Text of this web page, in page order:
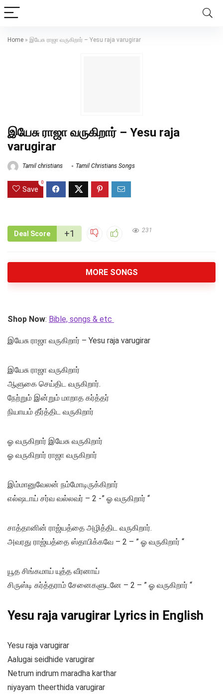
Home » இயேசு ராஜா வருகிறார் – Yesu raja varugirar
இயேசு ராஜா வருகிறார் – Yesu raja
varugirar
Tamil christians Tamil Christians Songs
Save
0
Deal Score +1 231
MORE SONGS
Shop Now: Bible, songs & etc
இயேசு ராஜா வருகிறார் – Yesu raja varugirar
இயேசு ராஜா வருகிறார்
ஆளுகை செய்திட வருகிறார்.
நேற்றும் இன்றும் மாறாத கர்த்தர்
நியாயம் தீர்த்திட வருகிறார்
ஓ வருகிறார் இயேசு வருகிறார்
ஓ வருகிறார் ராஜா வருகிறார்
இம்மானுவேலன் நம்மோடிருக்கிறார்
எல்ஷடாய் சர்வ வல்லவர் – 2 -” ஓ வருகிறார் “
சாத்தானின் ராஜ்யத்தை அழித்திட வருகிறார்.
அவரது ராஜ்யத்தை ஸ்தாபிக்கவே – 2 – ” ஓ வருகிறார் “
யூத சிங்கமாய் யுத்த வீரனாய்
சிருஸ்டி கர்த்தராம் சேனைகளுடனே – 2 – ” ஓ வருகிறார் “
Yesu raja varugirar Lyrics in English
Yesu raja varugirar
Aalugai seidhide varugirar
Netrum indrum maradha karthar
niyayam theerthida varugirar